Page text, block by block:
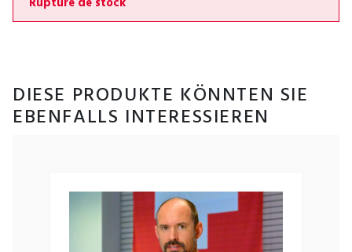
DIESE PRODUKTE KÖNNTEN SIE
EBENFALLS INTERESSIEREN